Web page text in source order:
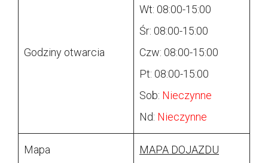
Godziny otwarcia
Wt: 08:00-15:00
Śr: 08:00-15:00
Czw: 08:00-15:00
Pt: 08:00-15:00
Sob: Nieczynne
Nd: Nieczynne
Mapa MAPA DOJAZDU